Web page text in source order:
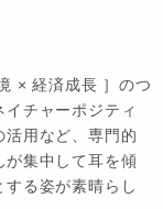
× 経済成長 ］のつ
チャーポジティ
活用など、専門的
が集中して耳を傾
る姿が素晴らし